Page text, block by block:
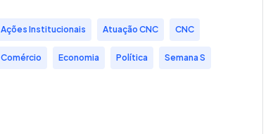
Ações Institucionais Atuação CNC CNC
Comércio Economia Política Semana S